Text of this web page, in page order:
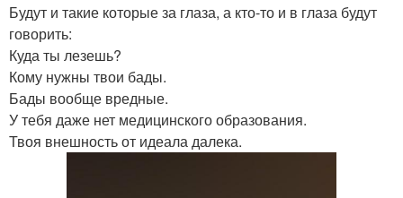
Будут и такие которые за глаза, а кто-то и в глаза будут
говорить:
Куда ты лезешь?
Кому нужны твои бады.
Бады вообще вредные.
У тебя даже нет медицинского образования.
Твоя внешность от идеала далека.